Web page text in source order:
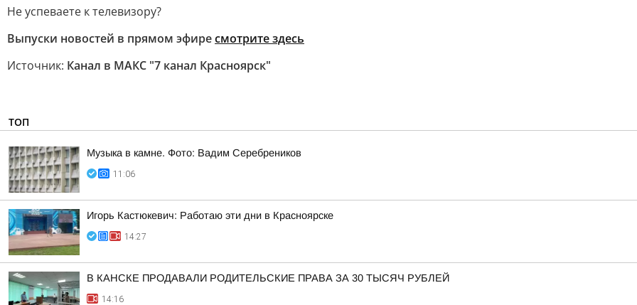
Не успеваете к телевизору?
Выпуски новостей в прямом эфиресмотрите здесь
Источник: Канал в МАКС "7 канал Красноярск"
ТОП
Музыка в камне. Фото: Вадим Серебреников
11:06
Игорь Кастюкевич: Работаю эти дни в Красноярске
14:27
В КАНСКЕ ПРОДАВАЛИ РОДИТЕЛЬСКИЕ ПРАВА ЗА 30 ТЫСЯЧ РУБЛЕЙ
14:16